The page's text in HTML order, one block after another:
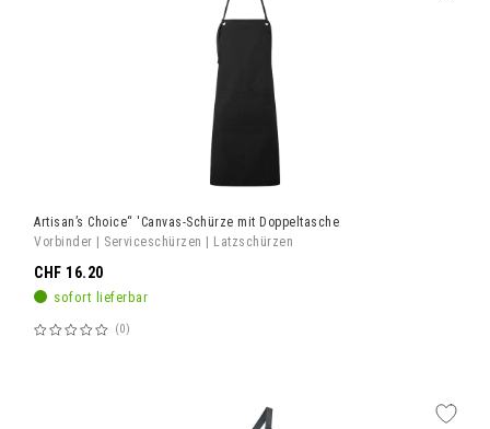
Artisan’s Choice“ 'Canvas-Schürze mit Doppeltasche
Vorbinder | Serviceschürzen | Latzschürzen
sofort lieferbar
Bewertung:
0
CHF 16.20